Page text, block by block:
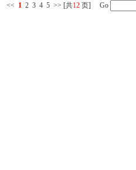
<< 1 2 3 4 5 >> [共12 页] Go